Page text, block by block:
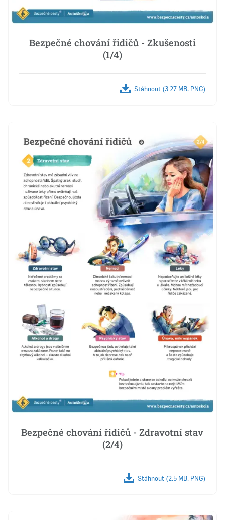
Bezpečné chování řidičů - Zkušenosti
(1/4)
Stáhnout (3.27 MB, PNG)
Bezpečné chování řidičů - Zdravotní stav
(2/4)
Stáhnout (2.5 MB, PNG)